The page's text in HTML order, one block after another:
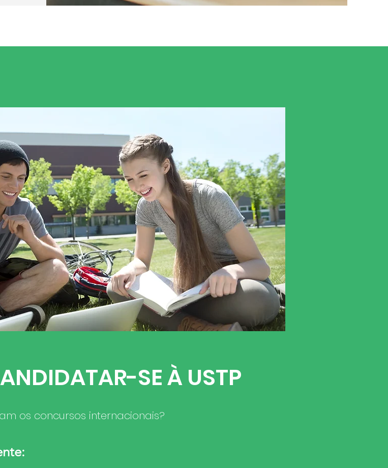
SE À USTP
os concursos internacionais?